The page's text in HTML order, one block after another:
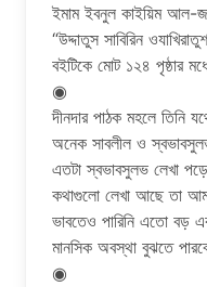
ইমাম ইবনুল কাইয়িম আল-
“উদ্দাতুস সাবিরিন
বইটিকে মোট ১২৪ পৃষ্ঠার
◉
দীনদার পাঠক মহলে তিনি
অনেক সাবলীল ও
এতটা স্বভাবসুলভ লেখা
কথাগুলো লেখা আছে তা
ভাবতেও পারিনি এতো বড়
মানসিক অবস্থা বুঝতে
◉